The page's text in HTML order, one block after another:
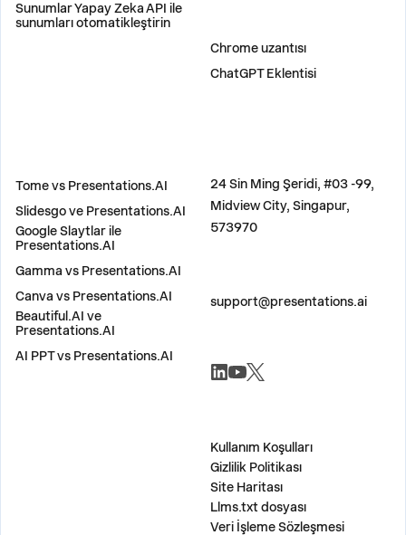
Sunumlar Yapay Zeka API ile
sunumları otomatikleştirin
Chrome uzantısı
ChatGPT Eklentisi
Tome vs Presentations.AI
Slidesgo ve Presentations.AI
Google Slaytlar ile
Presentations.AI
Gamma vs Presentations.AI
Canva vs Presentations.AI
Beautiful.AI ve
Presentations.AI
AI PPT vs Presentations.AI
24 Sin Ming Şeridi, #03 -99,
Midview City, Singapur,
573970
support@presentations.ai
Kullanım Koşulları
Gizlilik Politikası
Site Haritası
Llms.txt dosyası
Veri İşleme Sözleşmesi